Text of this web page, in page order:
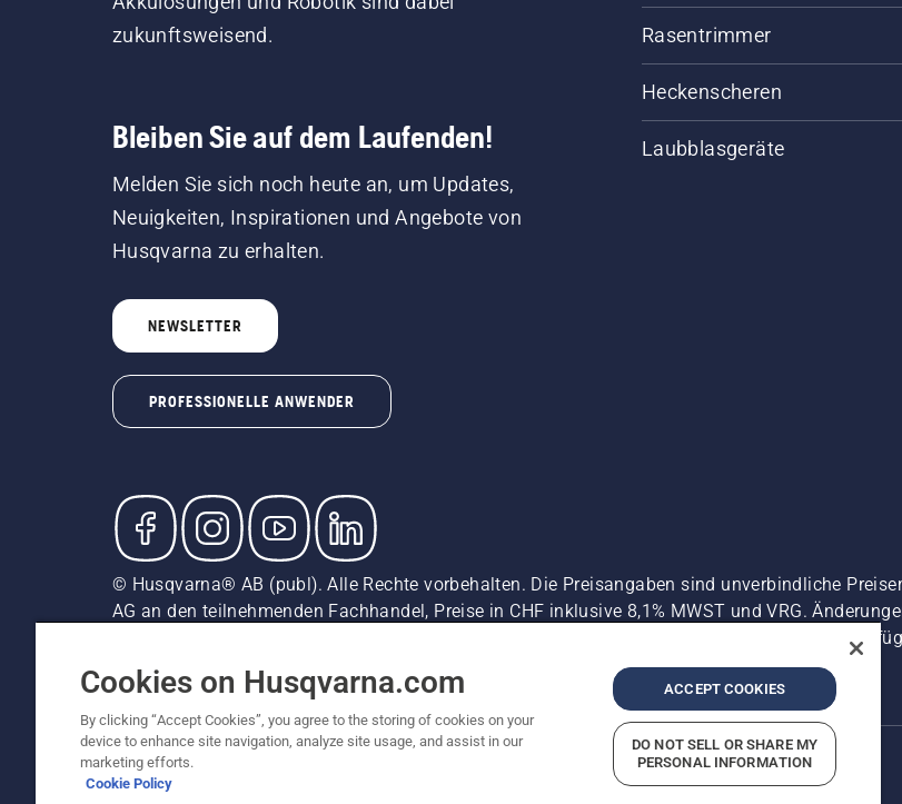
zukunftsweisend.
Bleiben Sie auf dem Laufenden!
Melden Sie sich noch heute an, um Updates,
Neuigkeiten, Inspirationen und Angebote von
Husqvarna zu erhalten.
NEWSLETTER
PROFESSIONELLE ANWENDER
Rasentrimmer
Heckenscheren
Laubblasgeräte
© Husqvarna® AB (publ). Alle Rechte vorbehalten. Die Preisangaben sind unverbindliche
AG an den teilnehmenden Fachhandel, Preise in CHF inklusive 8,1% MWST und VRG.
unverbindliche Preisempfehlungen (inkl. MwSt), es sei denn sie sind für den direkten Kauf
Cookie-Richtlinie Imprint Vermutete Verstöße melden
Cookies on Husqvarna.com
By clicking “Accept Cookies”, you agree to the storing of cookies on your
device to enhance site navigation, analyze site usage, and assist in our
marketing efforts.
Cookie Policy
ACCEPT COOKIES
DO NOT SELL OR SHARE MY
PERSONAL INFORMATION